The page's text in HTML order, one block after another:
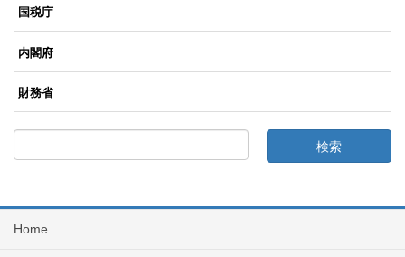
国税庁
内閣府
財務省
Home